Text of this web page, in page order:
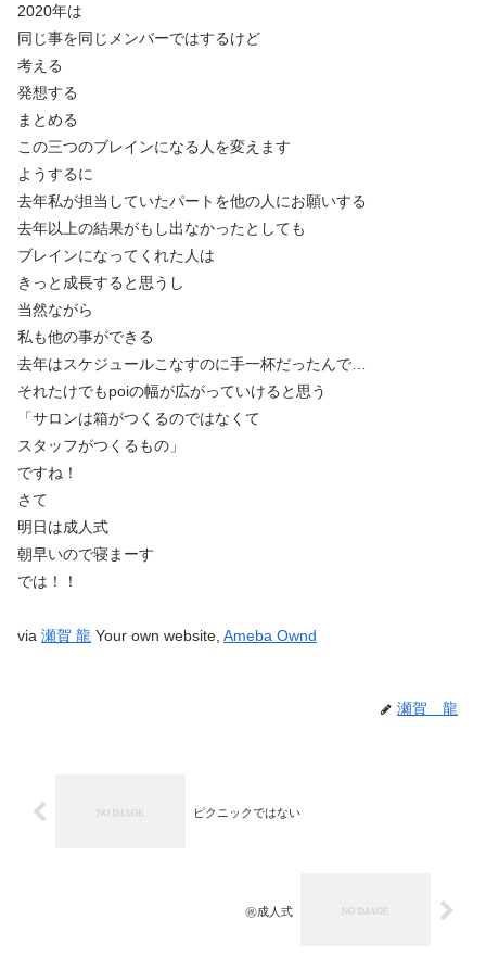
2020年は
同じ事を同じメンバーではするけど
考える
発想する
まとめる
この三つのブレインになる人を変えます
ようするに
去年私が担当していたパートを他の人にお願いする
去年以上の結果がもし出なかったとしても
ブレインになってくれた人は
きっと成長すると思うし
当然ながら
私も他の事ができる
去年はスケジュールこなすのに手一杯だったんで…
それたけでもpoiの幅が広がっていけると思う
「サロンは箱がつくるのではなくて
スタッフがつくるもの」
ですね！
さて
明日は成人式
朝早いので寝まーす
では！！
via 瀬賀 龍 Your own website, Ameba Ownd
瀬賀 龍
ピクニックではない
㊗️成人式